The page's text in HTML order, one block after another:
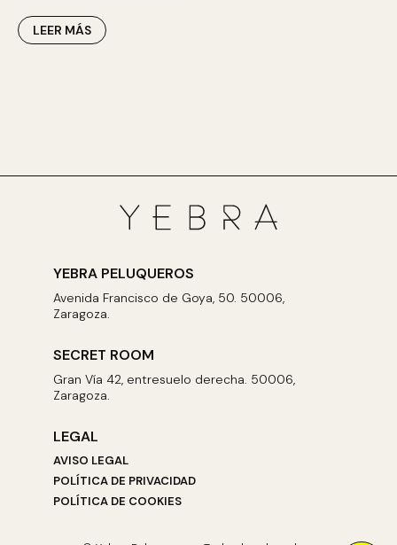
LEER MÁS
LEGAL
AVISO LEGAL
POLÍTICA DE PRIVACIDAD
POLÍTICA DE COOKIES
YEBRA PELUQUEROS
Avenida Francisco de Goya, 50. 50006,
Zaragoza.
SECRET ROOM
Gran Vía 42, entresuelo derecha. 50006,
Zaragoza.